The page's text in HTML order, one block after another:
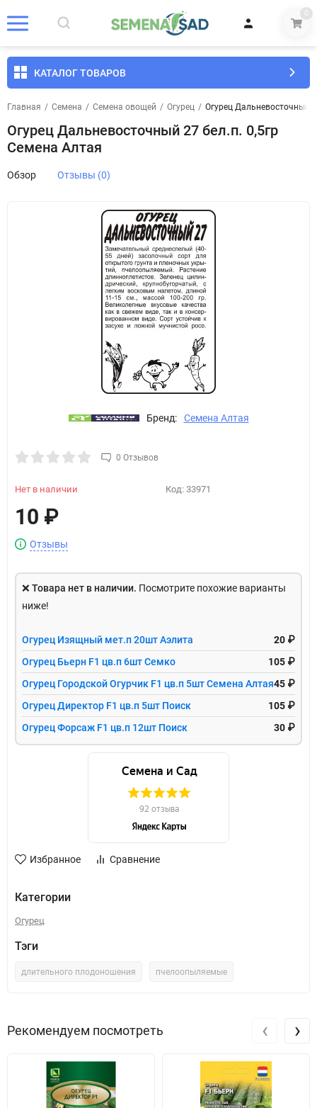
0
КАТАЛОГ ТОВАРОВ
Главная / Семена / Семена овощей / Огурец / Огурец Дальневосточный
Огурец Дальневосточный 27 бел.п. 0,5гр
Семена Алтая
Обзор Отзывы (0)
Бренд: Семена Алтая
0 Отзывов
Нет в наличии Код: 33971
10 ₽
Отзывы
❌ Товара нет в наличии. Посмотрите похожие варианты
ниже!
Огурец Изящный мет.п 20шт Аэлита
20 ₽
Огурец Бьерн F1 цв.п 6шт Семко
105 ₽
Огурец Городской Огурчик F1 цв.п 5шт Семена Алтая45 ₽
Огурец Директор F1 цв.п 5шт Поиск
105 ₽
Огурец Форсаж F1 цв.п 12шт Поиск
30 ₽
Избранное Сравнение
Категории
Огурец
Тэги
длительного плодоношения пчелоопыляемые
Рекомендуем посмотреть ‹ ›